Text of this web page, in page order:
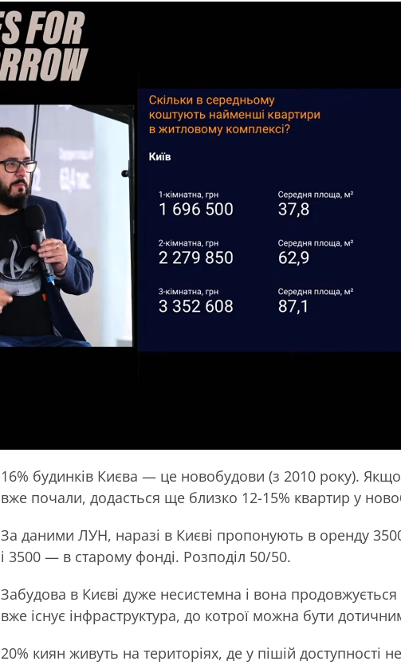
16% будинків Києва — це новобудови (з 2010 року).
вже почали, додасться ще близко 12-15% квартир у
За даними ЛУН, наразі в Києві пропонують в оренду
і 3500 — в старому фонді. Розподіл 50/50.
Забудова в Києві дуже несистемна і вона
вже існує інфраструктура, до котрої можна бути
20% киян живуть на територіях, де у пішій доступності